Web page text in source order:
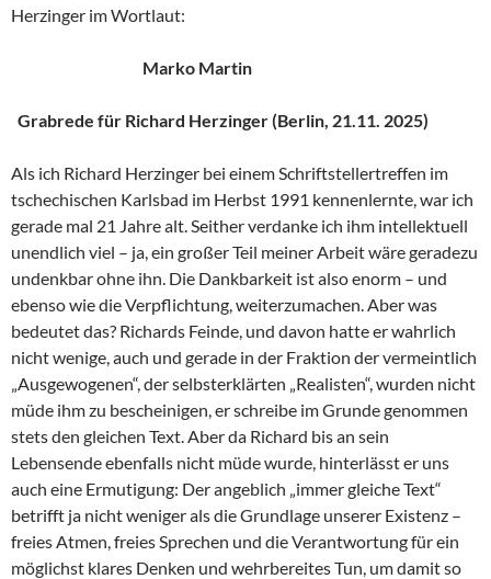
Herzinger im Wortlaut:
Marko Martin
Grabrede für Richard Herzinger (Berlin, 21.11. 2025)
Als ich Richard Herzinger bei einem Schriftstellertreffen im
tschechischen Karlsbad im Herbst 1991 kennenlernte, war ich
gerade mal 21 Jahre alt. Seither verdanke ich ihm intellektuell
unendlich viel – ja, ein großer Teil meiner Arbeit wäre geradezu
undenkbar ohne ihn. Die Dankbarkeit ist also enorm – und
ebenso wie die Verpflichtung, weiterzumachen. Aber was
bedeutet das? Richards Feinde, und davon hatte er wahrlich
nicht wenige, auch und gerade in der Fraktion der vermeintlich
„Ausgewogenen“, der selbsterklärten „Realisten“, wurden nicht
müde ihm zu bescheinigen, er schreibe im Grunde genommen
stets den gleichen Text. Aber da Richard bis an sein
Lebensende ebenfalls nicht müde wurde, hinterlässt er uns
auch eine Ermutigung: Der angeblich „immer gleiche Text“
betrifft ja nicht weniger als die Grundlage unserer Existenz –
freies Atmen, freies Sprechen und die Verantwortung für ein
möglichst klares Denken und wehrbereites Tun, um damit so